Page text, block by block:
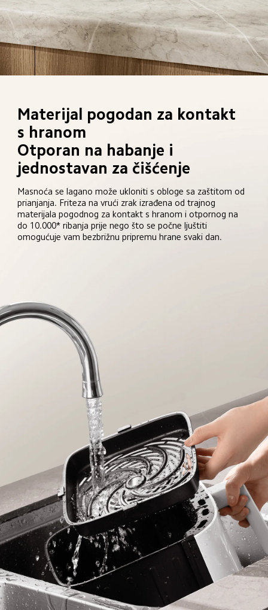
Materijal pogodan za kontakt
s hranom
Otporan na habanje i
jednostavan za čišćenje
Masnoća se lagano može ukloniti s obloge sa zaštitom od
prianjanja. Friteza na vrući zrak izrađena od trajnog
materijala pogodnog za kontakt s hranom i otpornog na
do 10.000* ribanja prije nego što se počne ljuštiti
omogućuje vam bezbrižnu pripremu hrane svaki dan.